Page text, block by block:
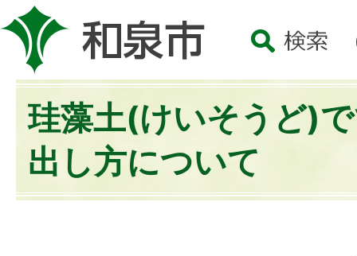
珪藻土(けいそうど)
出し方について